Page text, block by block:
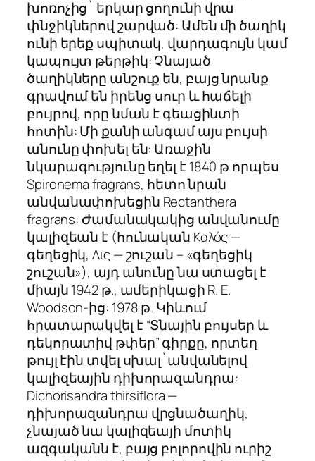
խոռոչից` երկար ցողունի վրա
փնջիկներով շարված: Ամեն մի ծաղիկ
ունի երեք սպիտակ, վարդագույն կամ
կապույտ թերթիկ: Չնայած
ծաղիկները անշուք են, բայց նրանք
գրավում են իրենց սուր և հաճելի
բույրով, որը նման է գեացինտի
հոտին: Մի քանի անգամ այս բույսի
անունը փոխել են: Առաջին
նկարագությունը եղել է 1840 թ.որպես
Spironema fragrans, հետո նրան
անվանափոխեցին Rectanthera
fragrans: Ժամանակակից անվանումը
կալիզեան է (հունական Καλός —
գեղեցիկ, Λις — շուշան – «գեղեցիկ
շուշան»), այդ անունը նա ստացել է
միայն 1942 թ., ամերիկացի R. E.
Woodson-ից: 1978 թ. Կիևում
հրատարակվել է “Տնային բույսեր և
դեկորատիվ թփեր” գիրքը, որտեղ
թույլ էին տվել սխալ`անվանելով
կալիզեային դիխորազանդրա:
Dichorisandra thirsiflora —
դիխորազանդրա վրցնածաղիկ,
չնայած նա կալիզեայի մոտիկ
ազգականն է, բայց բոլորովին ուրիշ